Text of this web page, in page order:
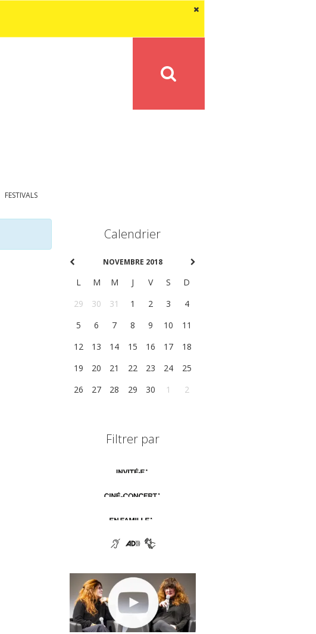
FESTIVALS
Calendrier
NOVEMBRE 2018
L M M J V S
D
29
30 31 1 2 3
4
5
6 7 8 9 10
11
12
13 14 15 16 17
18
19
20 21 22 23 24
25
26
27 28 29 30 1 2
Filtrer par